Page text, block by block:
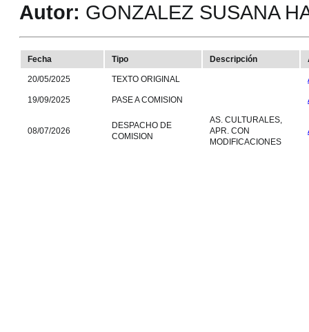
Autor: GONZALEZ SUSANA
Fecha Tipo Descripción
20/05/2025 TEXTO ORIGINAL
19/09/2025 PASE A COMISION
08/07/2026
DESPACHO DE
COMISION
AS. CULTURALES,
APR. CON
MODIFICACIONES